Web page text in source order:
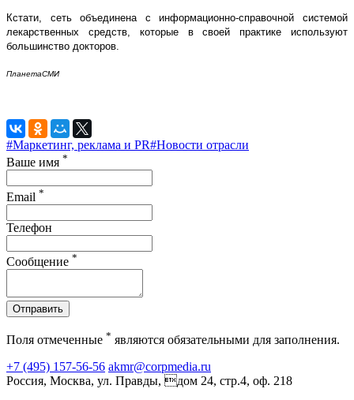
Кстати, сеть объединена с информационно-справочной системой
лекарственных средств, которые в своей практике используют
большинство докторов.
ПланетаСМИ
#Маркетинг, реклама и PR#Новости отрасли
Ваше имя *
Email *
Телефон
Сообщение *
Отправить
Поля отмеченные * являются обязательными для заполнения.
+7 (495) 157-56-56 akmr@corpmedia.ru
Россия, Москва, ул. Правды, дом 24, стр.4, оф. 218